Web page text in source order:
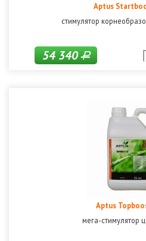
Aptus
стимулятор
54 340Р
Aptus
мега-стимулятор